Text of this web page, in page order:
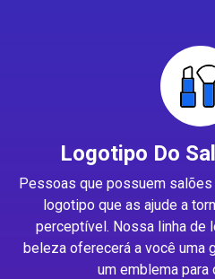
Logotipo Do
Pessoas que possuem
logotipo que as ajude a
perceptível. Nossa linha de
beleza oferecerá a você uma
um emblema para